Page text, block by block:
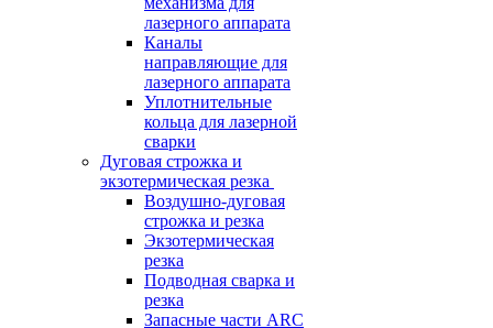
лазерного аппарата
Каналы
направляющие для
лазерного аппарата
Уплотнительные
кольца для лазерной
сварки
Дуговая строжка и
экзотермическая резка
Воздушно-дуговая
строжка и резка
Экзотермическая
резка
Подводная сварка и
резка
Запасные части ARC